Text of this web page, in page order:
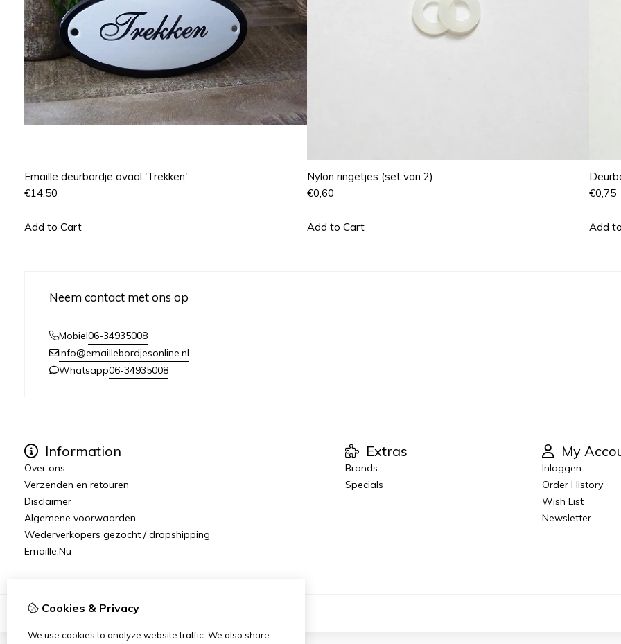
Emaille deurbordje ovaal 'Trekken'
€14,50
Add to Cart
Nylon ringetjes (set van 2)
€0,60
Add to Cart
€0,75
Add
Neem contact met ons op
Mobiel06-34935008
info@emaillebordjesonline.nl
Whatsapp06-34935008
Information
Over ons
Verzenden en retouren
Disclaimer
Algemene voorwaarden
Wederverkopers gezocht / dropshipping
Emaille.Nu
Extras
Brands
Specials
My
Inloggen
Order History
Wish List
Newsletter
Cookies & Privacy
We use cookies to analyze website traffic. We also share